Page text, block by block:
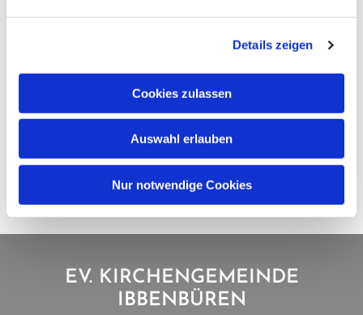
Details zeigen
Cookies zulassen
Auswahl erlauben
Nur notwendige Cookies
EV. KIRCHENGEMEINDE
IBBENBÜREN